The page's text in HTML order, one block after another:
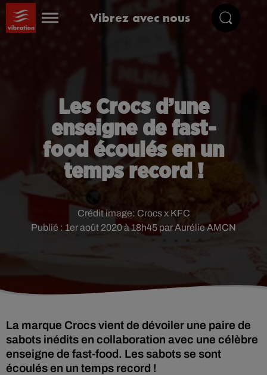
Vibrez avec nous
Les Crocs d’une
enseigne de fast-
food écoulés en un
temps record !
Publié : 1er août 2020 à 18h45 par Aurélie AMCN
Crédit image: Crocs x KFC
La marque Crocs vient de dévoiler une paire de
sabots inédits en collaboration avec une célèbre
enseigne de fast-food. Les sabots se sont
écoulés en un temps record !